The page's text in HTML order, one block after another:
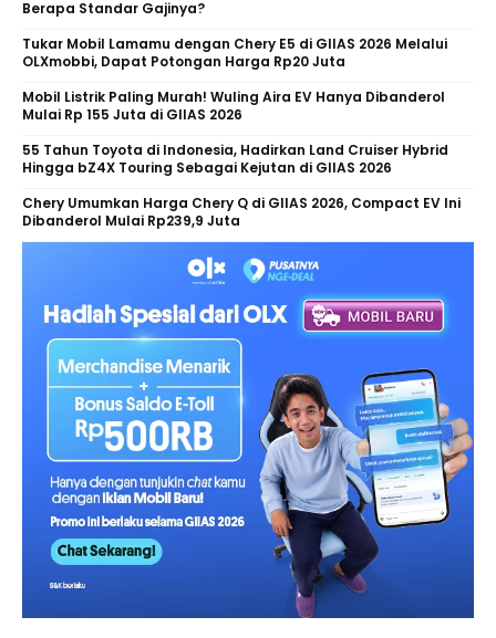
Berapa Standar Gajinya?
Tukar Mobil Lamamu dengan Chery E5 di GIIAS 2026 Melalui
OLXmobbi, Dapat Potongan Harga Rp20 Juta
Mobil Listrik Paling Murah! Wuling Aira EV Hanya Dibanderol
Mulai Rp 155 Juta di GIIAS 2026
55 Tahun Toyota di Indonesia, Hadirkan Land Cruiser Hybrid
Hingga bZ4X Touring Sebagai Kejutan di GIIAS 2026
Chery Umumkan Harga Chery Q di GIIAS 2026, Compact EV Ini
Dibanderol Mulai Rp239,9 Juta